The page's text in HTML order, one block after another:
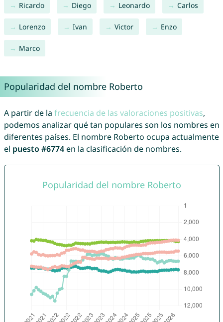
Ricardo Diego Leonardo Carlos
Lorenzo Ivan Victor Enzo
Marco
Popularidad del nombre Roberto
A partir de la frecuencia de las valoraciones positivas,
podemos analizar qué tan populares son los nombres en
diferentes países. El nombre Roberto ocupa actualmente
el puesto #6774en la clasificación de nombres.